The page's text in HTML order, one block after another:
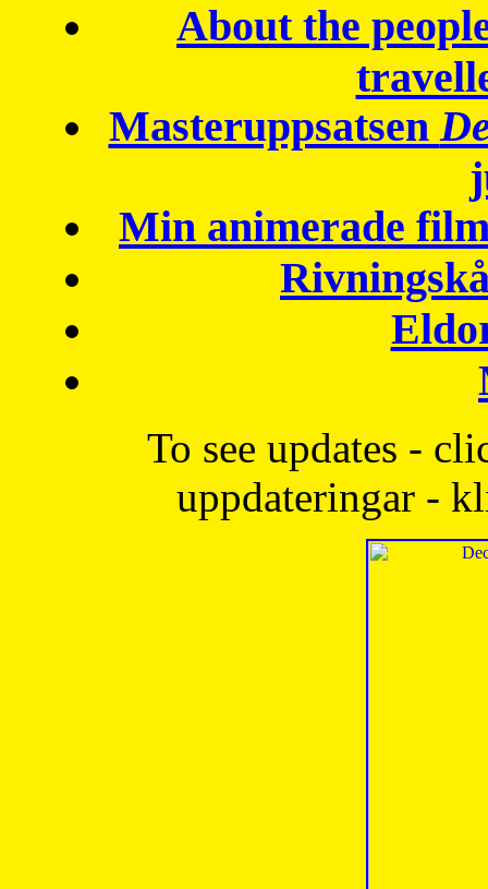
About the
Masteruppsatsen
Min animerade
To see updates -
uppdateringar -